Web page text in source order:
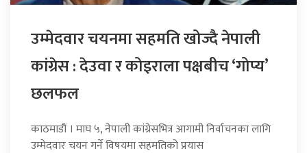
उम्मेदवार चयनमा सहमति खोज्दै नेपाली
कांग्रेस : देउवा र कोइराला पक्षबीच ‘गोप्य’
छलफल
काठमाडौं । माघ ५, नेपाली कांग्रेसभित्र आगामी निर्वाचनका लागि
उम्मेदवार चयन गर्ने विषयमा सहमतिको प्रयास